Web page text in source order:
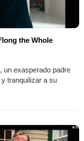
the Whole
un exasperado padre
tranquilizar a su